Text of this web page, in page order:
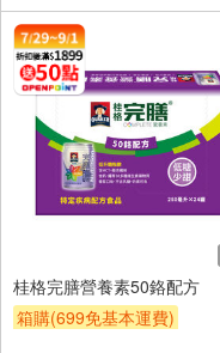
桂格完膳營養素50鉻配方
箱購(699免基本運費)